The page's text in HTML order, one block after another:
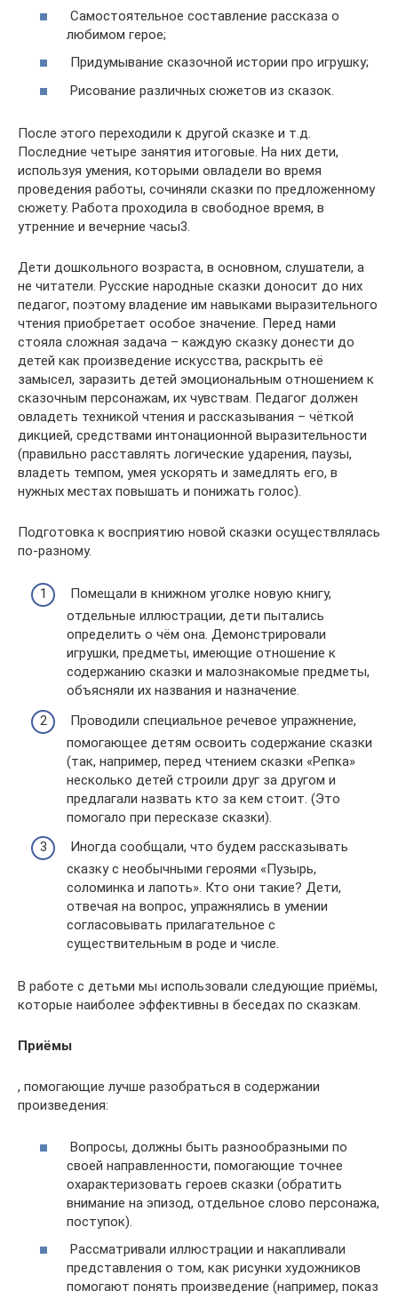
Самостоятельное составление рассказа о
любимом герое;
Придумывание сказочной истории про игрушку;
Рисование различных сюжетов из сказок.
После этого переходили к другой сказке и т.д.
Последние четыре занятия итоговые. На них дети,
используя умения, которыми овладели во время
проведения работы, сочиняли сказки по предложенному
сюжету. Работа проходила в свободное время, в
утренние и вечерние часы3.
Дети дошкольного возраста, в основном, слушатели, а
не читатели. Русские народные сказки доносит до них
педагог, поэтому владение им навыками выразительного
чтения приобретает особое значение. Перед нами
стояла сложная задача – каждую сказку донести до
детей как произведение искусства, раскрыть её
замысел, заразить детей эмоциональным отношением к
сказочным персонажам, их чувствам. Педагог должен
овладеть техникой чтения и рассказывания – чёткой
дикцией, средствами интонационной выразительности
(правильно расставлять логические ударения, паузы,
владеть темпом, умея ускорять и замедлять его, в
нужных местах повышать и понижать голос).
Подготовка к восприятию новой сказки осуществлялась
по-разному.
Помещали в книжном угoлке новую книгу,
отдельные иллюстрации, дети пытались
определить о чём она. Демонстрировали
игрушки, предметы, имеющие отношение к
содержанию сказки и малознакомые предметы,
объясняли их названия и назначение.
Проводили специальное речевое упражнение,
помогающее детям освоить содержание сказки
(так, например, перед чтением сказки «Репка»
несколько детей строили друг за другом и
предлагали назвать кто за кем стоит. (Это
помогало при пересказе сказки).
Иногда сообщали, что будем рассказывать
сказку с необычными героями «Пузырь,
соломинка и лапоть». Кто они такие? Дети,
отвечая на вопрос, упражнялись в умении
согласовывать прилагательное с
существительным в роде и числе.
В работе с детьми мы использовали следующие приёмы,
которые наиболее эффективны в беседах по сказкам.
Приёмы
, помогающие лучше разобраться в содержании
произведения:
Вопросы, должны быть разнообразными по
своей направленности, помогающие точнее
охарактеризовать героев сказки (обратить
внимание на эпизод, отдельное слово персонажа,
поступок).
Рассматривали иллюстрации и накапливали
представления о том, как рисунки художников
помогают понять произведение (например, показ